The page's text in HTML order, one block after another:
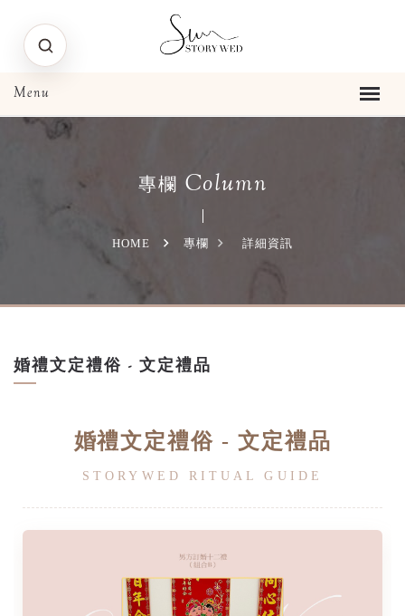
專欄 Column
HOME 專欄 詳細資訊
婚禮文定禮俗 - 文定禮品
婚禮文定禮俗 - 文定禮品
STORYWED RITUAL GUIDE